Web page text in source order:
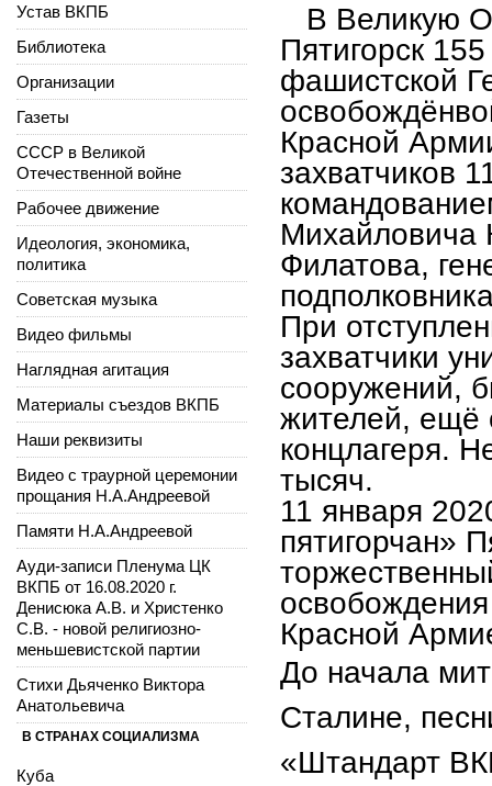
В Великую
Пятигорск
фашистской
освобождён
Красной
захватчиков
Михайловича
Филатова,
При
захватчики
сооружений,
жителей, ещё
концлагеря.
тысяч.
11 января
пятигорчан»
освобождения
Красной
До начала
Сталине,
«Штандарт
Устав ВКПБ
Библиотека
Организации
Газеты
СССР в Великой
Отечественной войне
Рабочее движение
Идеология, экономика,
политика
Советская музыка
Видео фильмы
Наглядная агитация
Материалы съездов ВКПБ
Наши реквизиты
Видео с траурной церемонии
прощания Н.А.Андреевой
Памяти Н.А.Андреевой
Ауди-записи Пленума ЦК
ВКПБ от 16.08.2020 г.
Денисюка А.В. и Христенко
С.В. - новой религиозно-
меньшевистской партии
Стихи Дьяченко Виктора
Анатольевича
В СТРАНАХ СОЦИАЛИЗМА
Куба